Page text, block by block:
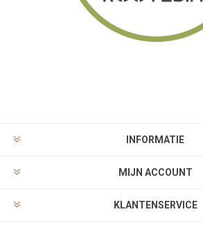
INFORMATIE
MIJN ACCOUNT
KLANTENSERVICE